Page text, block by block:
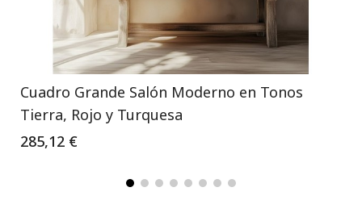
Cuadro Grande Salón Moderno en Tonos
Tierra, Rojo y Turquesa
285,12 €